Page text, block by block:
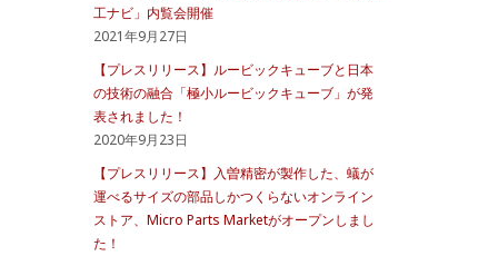
工ナビ」内覧会開催
2021年9月27日
【プレスリリース】ルービックキューブと日本
の技術の融合「極小ルービックキューブ」が発
表されました！
2020年9月23日
【プレスリリース】入曽精密が製作した、蟻が
運べるサイズの部品しかつくらないオンライン
ストア、Micro Parts Marketがオープンしまし
た！